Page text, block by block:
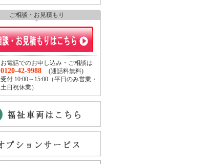
ご相談・お見積もり
お電話でのお申し込み・ご相談は
0120-42-9988 (通話料無料)
受付 10:00～15:00（平日のみ営業・
土日祝休業）